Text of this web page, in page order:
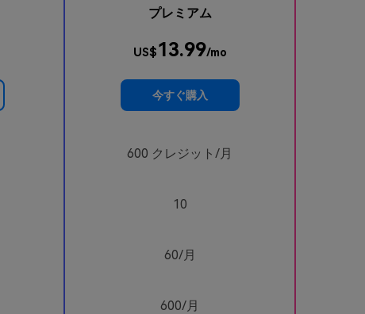
プレミアム
US$13.99/mo
今すぐ購入
600 クレジット/月
10
60/月
600/月